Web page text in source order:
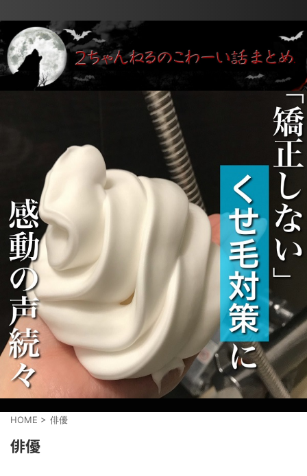
HOME > 俳優
俳優